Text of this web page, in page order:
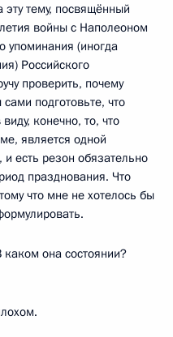
тему, посвящённый
войны с Наполеоном
упоминания (иногда
Российского
проверить, почему
подготовьте, что
конечно, то, что
является одной
есть резон обязательно
празднования. Что
что мне не хотелось бы
она состоянии?